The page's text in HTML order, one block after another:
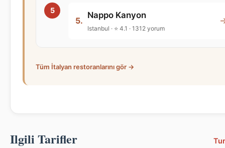
5.
Nappo Kanyon
Istanbul · ⭐ 4.1 · 1312 yorum
Tüm İtalyan restoranlarını gör →
Ilgili Tarifler